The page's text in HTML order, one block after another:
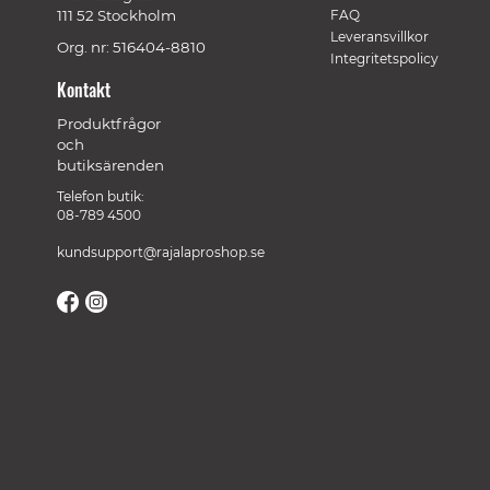
111 52 Stockholm
Org. nr: 516404-8810
Kontakt
Produktfrågor
och
butiksärenden
Telefon butik:
08-789 4500
kundsupport@rajalaproshop.se
FAQ
Leveransvillkor
Integritetspolicy